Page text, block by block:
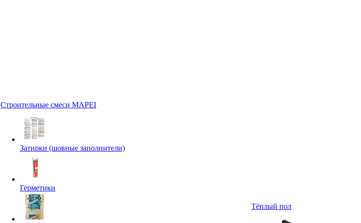
Строительные смеси MAPEI
Затирки (шовные заполнители)
Герметики
Тёплый пол